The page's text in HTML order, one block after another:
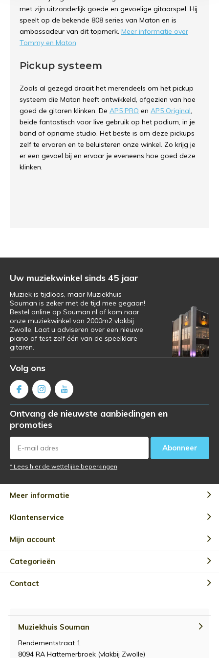
met zijn uitzonderlijk goede en gevoelige gitaarspel. Hij
speelt op de bekende 808 series van Maton en is
ambassadeur van dit topmerk. Meer informatie over
Tommy en Maton
Pickup systeem
Zoals al gezegd draait het merendeels om het pickup
systeem die Maton heeft ontwikkeld, afgezien van hoe
goed de gitaren klinken. De AP5 PRO en AP5 Original,
beide fantastisch voor live gebruik op het podium, in je
band of opname studio. Het beste is om deze pickups
zelf te ervaren en te beluisteren onze winkel. Zo krijg je
er een gevoel bij en ervaar je eveneens hoe goed deze
klinken.
Uw muziekwinkel sinds 45 jaar
Muziek is tijdloos, maar Muziekhuis
Souman is zeker met de tijd mee gegaan!
Bestel online op Souman.nl of kom naar
onze muziekwinkel van 2000m2 vlakbij
Zwolle. Laat u adviseren over een nieuwe
piano of test zelf één van de speelklare
gitaren.
Volg ons
Ontvang de nieuwste aanbiedingen en
promoties
Abonneer
* Lees hier de wettelijke beperkingen
Meer informatie
Klantenservice
Mijn account
Categorieën
Contact
Muziekhuis Souman
Rendementstraat 1
8094 RA Hattemerbroek (vlakbij Zwolle)